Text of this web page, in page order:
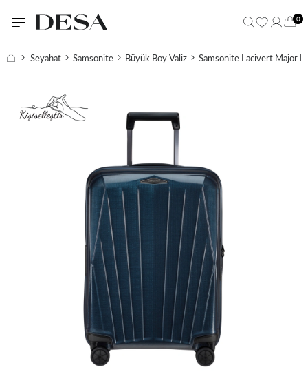
0
Seyahat Samsonite Büyük Boy Valiz Samsonite Lacivert Major